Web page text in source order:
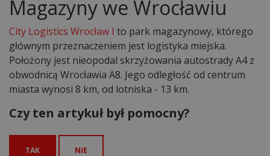
Magazyny we Wrocławiu
City Logistics Wrocław I to park magazynowy, którego
głównym przeznaczeniem jest logistyka miejska.
Położony jest nieopodal skrzyżowania autostrady A4 z
obwodnicą Wrocławia A8. Jego odległość od centrum
miasta wynosi 8 km, od lotniska - 13 km.
Czy ten artykuł był pomocny?
TAK NIE